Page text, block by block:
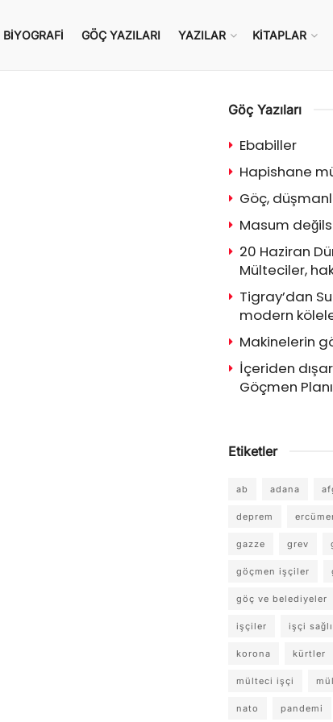
BIYOGRAFI GÖÇ YAZILARI YAZILAR KITAPLAR
Göç Yazıları
Ebabiller
Hapishane
Göç,
Masum
20 Haziran
Mülteciler,
Tigray’dan
modern
Makinelerin
İçeriden
Göçmen Planı
Etiketler
ab adana
deprem
gazze grev
göçmen işçiler
göç ve belediyeler
işçiler işçi
korona kürtler
mülteci işçi
nato pandemi